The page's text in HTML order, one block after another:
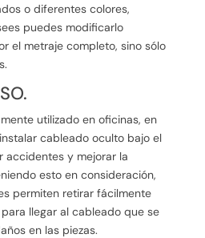
o diferentes colores,
puedes modificarlo
el metraje completo, sino sólo
utilizado en oficinas, en
cableado oculto bajo el
accidentes y mejorar la
esto en consideración,
permiten retirar fácilmente
llegar al cableado que se
en las piezas.